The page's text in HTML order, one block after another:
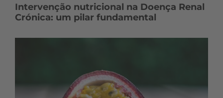
Intervenção nutricional na Doença Renal
Crónica: um pilar fundamental